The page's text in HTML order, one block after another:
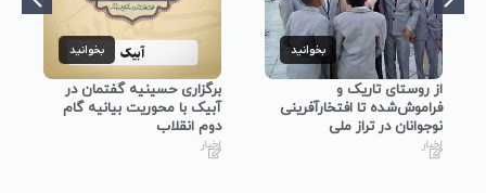
بخوانید
از روستای تاریک و
فراموش‌شده تا افتخارآفرینی
نوجوانان در تراز ملی
اخبار
بخوانید
برگزاری حسینیه گفتمان در
آبیک با محوریت بیانیه گام
دوم انقلاب
اخبار